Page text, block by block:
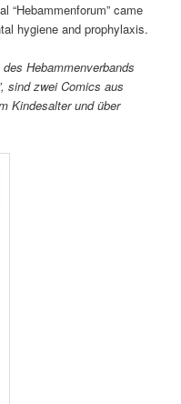
“Hebammenforum” came
hygiene and prophylaxis.
Hebammenverbands
sind zwei Comics aus
Kindesalter und über